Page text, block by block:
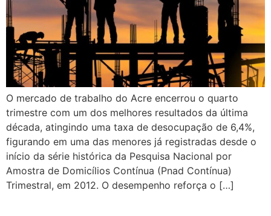
O mercado de trabalho do Acre encerrou o quarto
trimestre com um dos melhores resultados da última
década, atingindo uma taxa de desocupação de 6,4%,
figurando em uma das menores já registradas desde o
início da série histórica da Pesquisa Nacional por
Amostra de Domicílios Contínua (Pnad Contínua)
Trimestral, em 2012. O desempenho reforça o […]